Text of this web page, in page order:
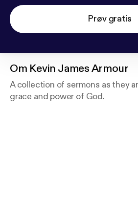
Prøv gratis
Om Kevin James Armour
A collection of sermons as they
grace and power of God.